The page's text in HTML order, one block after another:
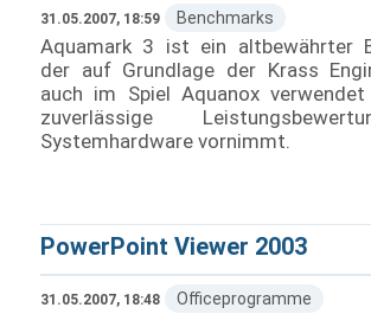
31.05.2007, 18:59 Benchmarks
Aquamark 3 ist ein altbewährter
der auf Grundlage der Krass
auch im Spiel Aquanox
zuverlässige
Systemhardware vornimmt.
PowerPoint Viewer 2003
31.05.2007, 18:48 Officeprogramme